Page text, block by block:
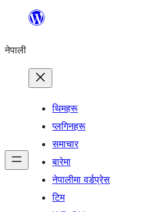
सामग्रीमा
नेपाली
थिमहरू
प्लगिनहरू
समाचार
बारेमा
नेपालीमा वर्डप्रेस
टिम